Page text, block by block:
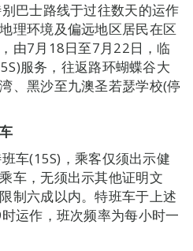
巴士路线于过往数天的运作
理环境及偏远地区居民在区
由7月18日至7月22日，临
服务，往返路环蝴蝶谷大
、黑沙至九澳圣若瑟学校(停
车(15S)，乘客仅须出示健
车，无须出示其他证明文
制六成以内。特班车于上述
运作，班次频率为每小时一